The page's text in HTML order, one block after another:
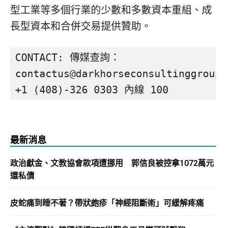
型工業等多個行業的少數和多數資本重組、成
長型資本和合併交易提供贊助。
CONTACT: 傳媒查詢：
+1 (408)-326 0303 內線 100
最新消息
政治獻金、文教協會款項遭挪用 郭信良被控拿1072萬元
還私債
皮蛇痛到睡不著？帶狀皰疹「神經阻斷術」可緩解疼痛